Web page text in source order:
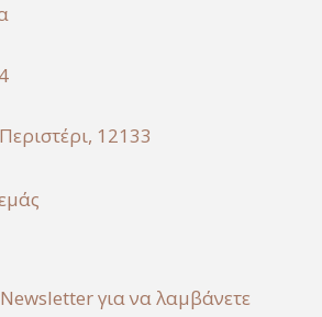
12133
για να λαμβάνετε